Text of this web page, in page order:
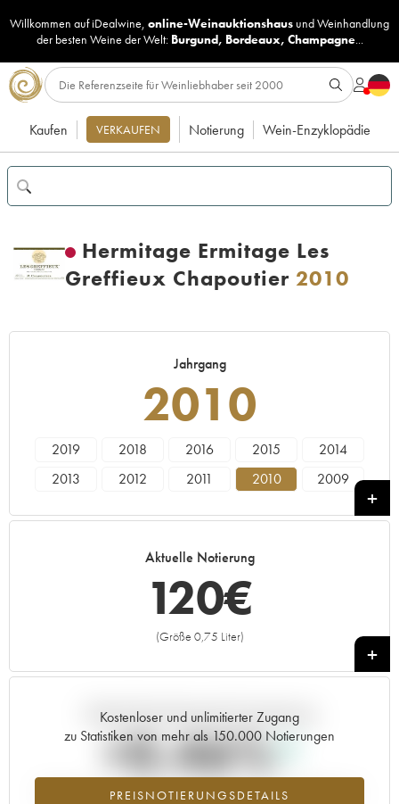
Willkommen auf iDealwine, online-Weinauktionshaus undWeinhandlung
der besten Weine der Welt: Burgund, Bordeaux, Champagne...
Kaufen VERKAUFEN Notierung Wein-Enzyklopädie
Hermitage Ermitage Les
Greffieux Chapoutier 2010
Jahrgang
2010
2019 2018 2016 2015
2014
2013
2012 2011 2010
2009
Aktuelle Notierung
120€
(Größe 0,75 Liter)
+
Kostenloser und unlimitierter Zugang
zu Statistiken von mehr als 150.000 Notierungen
PREISNOTIERUNGSDETAILS
Aktuelle Entwicklung der Preisnotierung
+0.46%
Preisanstiegs des Jahrgangs 2010 im Jahr 2026 im Vergleich zum